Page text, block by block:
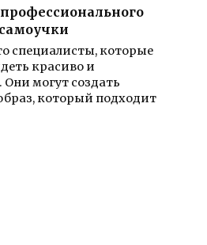
специалисты, которые
красиво и
Они могут создать
который подходит